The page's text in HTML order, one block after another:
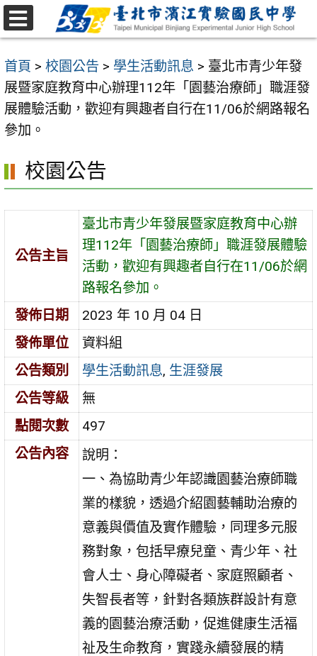
跳
至
要
內
容
區
首頁 > 校園公告 > 學生活動訊息 > 臺北市青少年發
展暨家庭教育中心辦理112年「園藝治療師」職涯發
展體驗活動，歡迎有興趣者自行在11/06於網路報名
參加。
校園公告
公告主旨
臺北市青少年發展暨家庭教育中心辦
理112年「園藝治療師」職涯發展體驗
活動，歡迎有興趣者自行在11/06於網
路報名參加。
發佈日期
2023 年 10 月 04 日
發佈單位
資料組
公告類別
學生活動訊息, 生涯發展
公告等級
無
點閱次數
497
公告內容
說明：
一、為協助青少年認識園藝治療師職
業的樣貌，透過介紹園藝輔助治療的
意義與價值及實作體驗，同理多元服
務對象，包括早療兒童、青少年、社
會人士、身心障礙者、家庭照顧者、
失智長者等，針對各類族群設計有意
義的園藝治療活動，促進健康生活福
祉及生命教育，實踐永續發展的精
選
單